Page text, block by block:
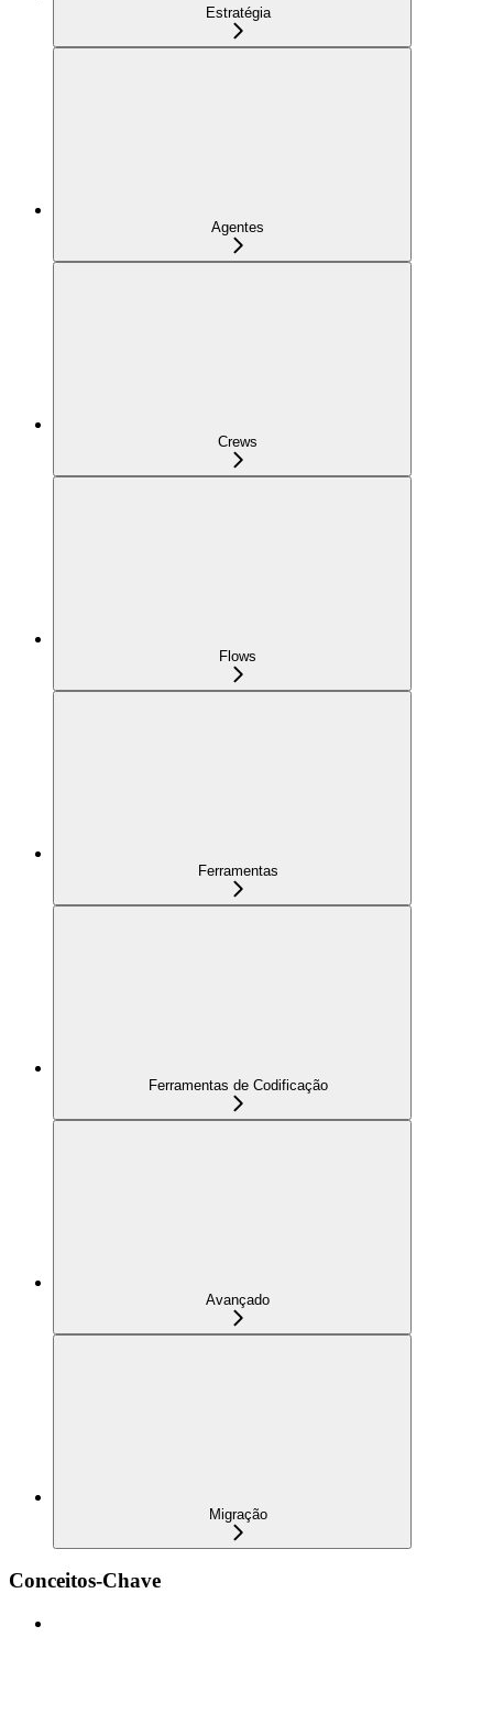
Estratégia
Agentes
Crews
Flows
Ferramentas
Ferramentas de Codificação
Avançado
Migração
Conceitos-Chave